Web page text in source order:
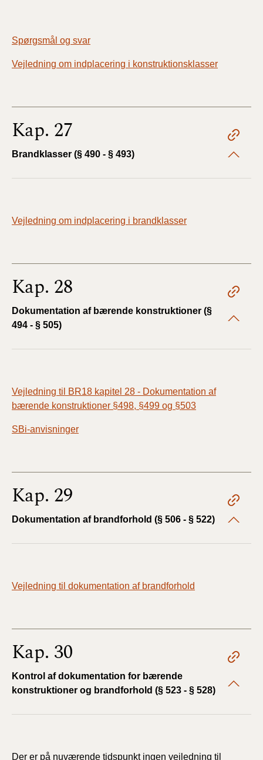
Spørgsmål og svar
Vejledning om indplacering i konstruktionsklasser
Kap. 27
Brandklasser (§ 490 - § 493)
Vejledning om indplacering i brandklasser
Kap. 28
Dokumentation af bærende konstruktioner (§
494 - § 505)
Vejledning til BR18 kapitel 28 - Dokumentation af
bærende konstruktioner §498, §499 og §503
SBi-anvisninger
Kap. 29
Dokumentation af brandforhold (§ 506 - § 522)
Vejledning til dokumentation af brandforhold
Kap. 30
Kontrol af dokumentation for bærende
konstruktioner og brandforhold (§ 523 - § 528)
Der er på nuværende tidspunkt ingen vejledning til